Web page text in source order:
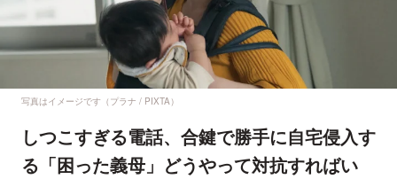
写真はイメージです（プラナ / PIXTA）
しつこすぎる電話、合鍵で勝手に自宅侵入す
る「困った義母」どうやって対抗すればい